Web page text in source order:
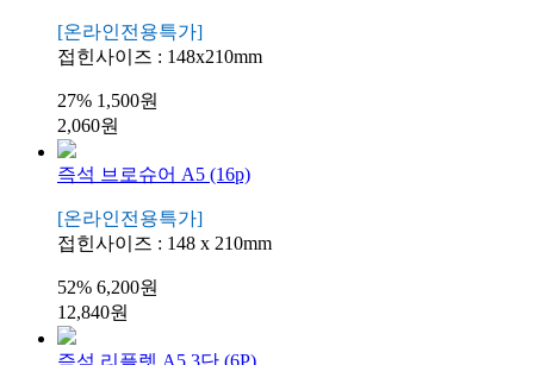
[온라인전용특가]
접힌사이즈 : 148x210mm
27% 1,500원
2,060원
즉석 브로슈어 A5 (16p)
[온라인전용특가]
접힌사이즈 : 148 x 210mm
52% 6,200원
12,840원